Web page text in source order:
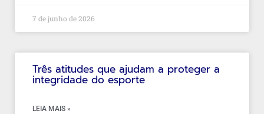
7 de junho de 2026
Três atitudes que ajudam a proteger a
integridade do esporte
LEIA MAIS »